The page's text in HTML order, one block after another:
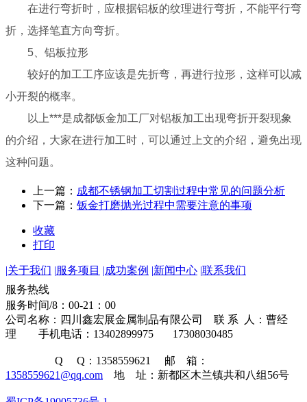
在进行弯折时，应根据铝板的纹理进行弯折，不能平行弯
折，选择笔直方向弯折。
5、铝板拉形
较好的加工工序应该是先折弯，再进行拉形，这样可以减
小开裂的概率。
以上***是成都钣金加工厂对铝板加工出现弯折开裂现象
的介绍，大家在进行加工时，可以通过上文的介绍，避免出现
这种问题。
上一篇： 成都不锈钢加工切割过程中常见的问题分析
下一篇： 钣金打磨抛光过程中需要注意的事项
收藏
打印
|关于我们 |服务项目 |成功案例 |新闻中心 |联系我们
服务热线
服务时间/8：00-21：00
公司名称：四川鑫宏展金属制品有限公司 联 系 人：曹经
理 手机电话：13402899975 17308030485
Q Q：1358559621 邮 箱：
1358559621@qq.com 地 址：新都区木兰镇共和八组56号